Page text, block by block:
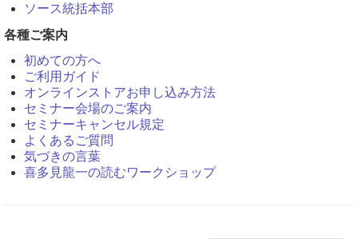
ソース統括本部
各種ご案内
初めての方へ
ご利用ガイド
オンラインストアお申し込み方法
セミナー会場のご案内
セミナーキャンセル規定
よくあるご質問
気づきの言葉
喜多見龍一の読むワークショップ